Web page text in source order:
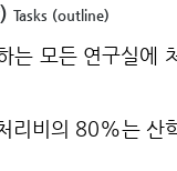
Tasks (outline)
는 모든 연구실에
리비의 80%는 산